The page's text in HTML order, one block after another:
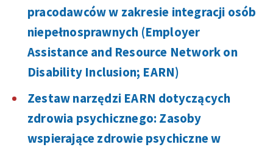
pracodawców w zakresie integracji osób
niepełnosprawnych (Employer
Assistance and Resource Network on
Disability Inclusion; EARN)
Zestaw narzędzi EARN dotyczących
zdrowia psychicznego: Zasoby
wspierające zdrowie psychiczne w